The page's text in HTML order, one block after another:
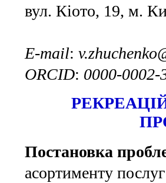
вул. Кіото, 19, м.
E-mail: v.zhuchenko
ORCID: 0000-0002-
Постановка
асорти­менту